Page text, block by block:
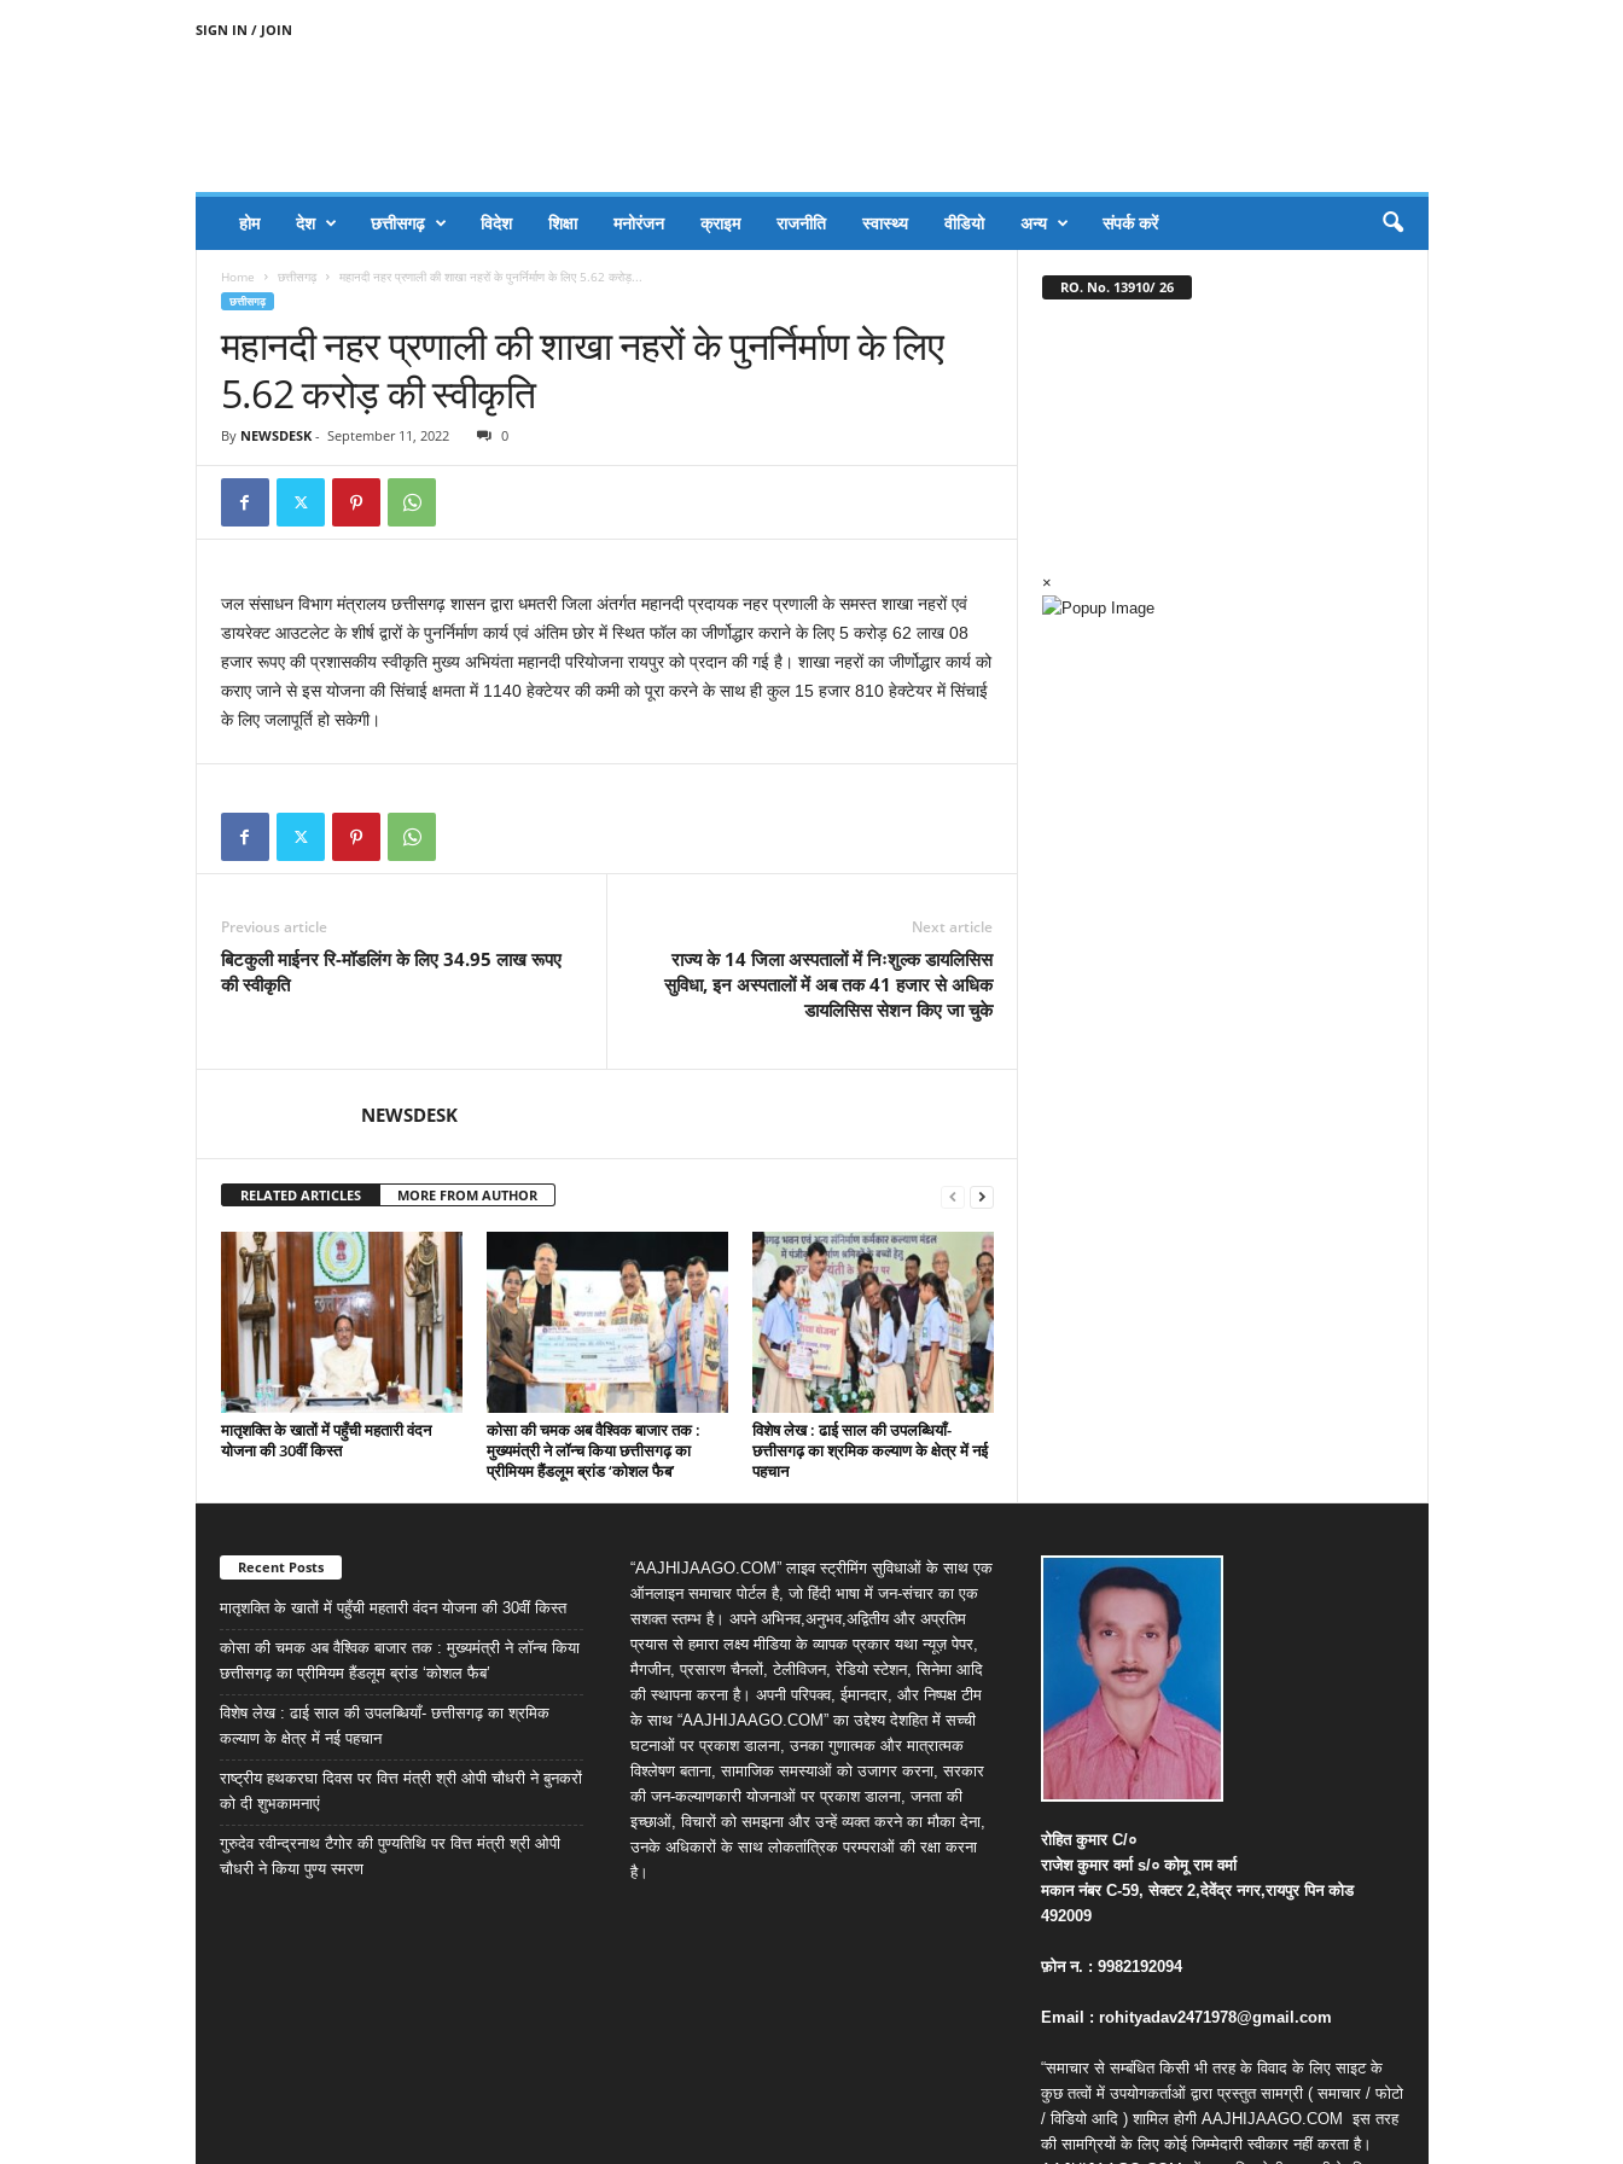
SIGN IN / JOIN
होम देश छत्तीसगढ़ विदेश शिक्षा मनोरंजन क्राइम राजनीति स्वास्थ्य वीडियो अन्य संपर्क करें
Home छत्तीसगढ़ महानदी नहर प्रणाली की शाखा नहरों के पुनर्निर्माण के लिए 5.62 करोड़...
छत्तीसगढ़
महानदी नहर प्रणाली की शाखा नहरों के पुनर्निर्माण के लिए
5.62 करोड़ की स्वीकृति
By NEWSDESK- September 11, 2022 0
जल संसाधन विभाग मंत्रालय छत्तीसगढ़ शासन द्वारा धमतरी जिला अंतर्गत महानदी प्रदायक नहर प्रणाली के समस्त शाखा नहरों एवं
डायरेक्ट आउटलेट के शीर्ष द्वारों के पुनर्निर्माण कार्य एवं अंतिम छोर में स्थित फॉल का जीर्णोद्धार कराने के लिए 5 करोड़ 62 लाख 08
हजार रूपए की प्रशासकीय स्वीकृति मुख्य अभियंता महानदी परियोजना रायपुर को प्रदान की गई है। शाखा नहरों का जीर्णोद्धार कार्य को
कराए जाने से इस योजना की सिंचाई क्षमता में 1140 हेक्टेयर की कमी को पूरा करने के साथ ही कुल 15 हजार 810 हेक्टेयर में सिंचाई
के लिए जलापूर्ति हो सकेगी।
Previous article
बिटकुली माईनर रि-मॉडलिंग के लिए 34.95 लाख रूपए
की स्वीकृति
Next article
राज्य के 14 जिला अस्पतालों में निःशुल्क डायलिसिस
सुविधा, इन अस्पतालों में अब तक 41 हजार से अधिक
डायलिसिस सेशन किए जा चुके
NEWSDESK
RELATED ARTICLES MORE FROM AUTHOR
मातृशक्ति के खातों में पहुँची महतारी वंदन
योजना की 30वीं किस्त
कोसा की चमक अब वैश्विक बाजार तक :
मुख्यमंत्री ने लॉन्च किया छत्तीसगढ़ का
प्रीमियम हैंडलूम ब्रांड ‘कोशल फैब’
विशेष लेख : ढाई साल की उपलब्धियाँ-
छत्तीसगढ़ का श्रमिक कल्याण के क्षेत्र में नई
पहचान
RO. No. 13910/ 26
×
Recent Posts
मातृशक्ति के खातों में पहुँची महतारी वंदन योजना की 30वीं किस्त
कोसा की चमक अब वैश्विक बाजार तक : मुख्यमंत्री ने लॉन्च किया
छत्तीसगढ़ का प्रीमियम हैंडलूम ब्रांड ‘कोशल फैब’
विशेष लेख : ढाई साल की उपलब्धियाँ- छत्तीसगढ़ का श्रमिक
कल्याण के क्षेत्र में नई पहचान
राष्ट्रीय हथकरघा दिवस पर वित्त मंत्री श्री ओपी चौधरी ने बुनकरों
को दी शुभकामनाएं
गुरुदेव रवीन्द्रनाथ टैगोर की पुण्यतिथि पर वित्त मंत्री श्री ओपी
चौधरी ने किया पुण्य स्मरण
“AAJHIJAAGO.COM” लाइव स्ट्रीमिंग सुविधाओं के साथ एक
ऑनलाइन समाचार पोर्टल है, जो हिंदी भाषा में जन-संचार का एक
सशक्त स्तम्भ है। अपने अभिनव,अनुभव,अद्वितीय और अप्रतिम
प्रयास से हमारा लक्ष्य मीडिया के व्यापक प्रकार यथा न्यूज़ पेपर,
मैगजीन, प्रसारण चैनलों, टेलीविजन, रेडियो स्टेशन, सिनेमा आदि
की स्थापना करना है। अपनी परिपक्व, ईमानदार, और निष्पक्ष टीम
के साथ “AAJHIJAAGO.COM” का उद्देश्य देशहित में सच्ची
घटनाओं पर प्रकाश डालना, उनका गुणात्मक और मात्रात्मक
विश्लेषण बताना, सामाजिक समस्याओं को उजागर करना, सरकार
की जन-कल्याणकारी योजनाओं पर प्रकाश डालना, जनता की
इच्छाओं, विचारों को समझना और उन्हें व्यक्त करने का मौका देना,
उनके अधिकारों के साथ लोकतांत्रिक परम्पराओं की रक्षा करना
है।
रोहित कुमारC/०
राजेश कुमार वर्माs/० कोमू राम वर्मा
मकान नंबरC-59,सेक्टर2,देवेंद्र नगर,रायपुर पिन कोड
492009
फ़ोन न. : 9982192094
Email : rohityadav2471978@gmail.com
“समाचार से सम्बंधित किसी भी तरह के विवाद के लिए साइट के
कुछ तत्वों में उपयोगकर्ताओं द्वारा प्रस्तुत सामग्री ( समाचार / फोटो
/ विडियो आदि ) शामिल होगी AAJHIJAAGO.COM इस तरह
की सामग्रियों के लिए कोई जिम्मेदारी स्वीकार नहीं करता है।